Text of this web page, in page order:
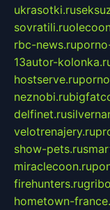
ukrasotki.ru
sovratili.ru
rbc-news.ru
13autor-
hostserve.ru
neznobi.ru
delfinet.ru
velotrenajery.ru
show-pets.ru
miraclecoon.ru
firehunters.ru
hometown-